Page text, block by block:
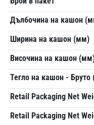
Дълбочина на кашон
Ширина на кашон (мм)
Височина на кашон
Тегло на кашон - Бруто
Retail Packaging Net
Retail Packaging Net